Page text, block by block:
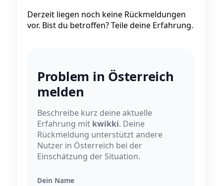
Derzeit liegen noch keine Rückmeldungen
vor. Bist du betroffen? Teile deine Erfahrung.
Problem in Österreich
melden
Beschreibe kurz deine aktuelle
Erfahrung mit kwikki. Deine
Rückmeldung unterstützt andere
Nutzer in Österreich bei der
Einschätzung der Situation.
Dein Name